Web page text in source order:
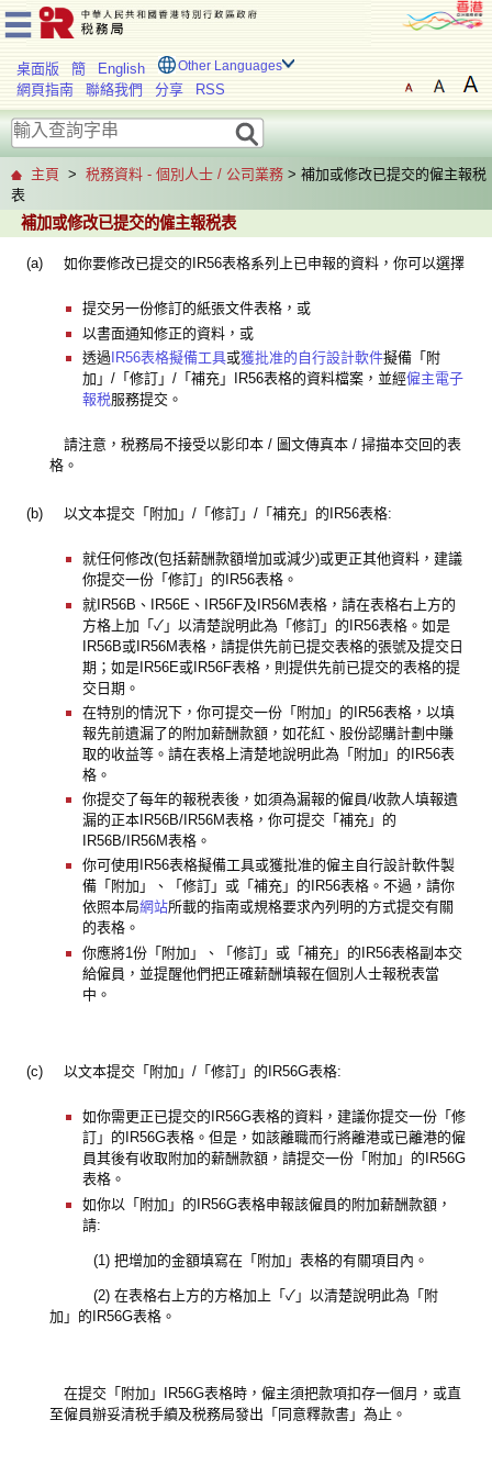
桌面版 簡 English Other Languages
網頁指南 聯絡我們 分享 RSS
主頁 > 税務資料 - 個別人士 / 公司業務 > 補加或修改已提交的僱主報税
表
補加或修改已提交的僱主報税表
(a) 如你要修改已提交的IR56表格系列上已申報的資料，你可以選擇
提交另一份修訂的紙張文件表格，或
以書面通知修正的資料，或
透過 IR56表格擬備工具或獲批准的自行設計軟件擬備「附
加」/「修訂」/「補充」IR56表格的資料檔案，並經僱主電子
報税服務提交。
請注意，税務局不接受以影印本 / 圖文傳真本 / 掃描本交回的表
格。
(b) 以文本提交「附加」/「修訂」/「補充」的IR56表格:
就任何修改(包括薪酬款額增加或減少)或更正其他資料，建議
你提交一份「修訂」的IR56表格。
就IR56B、IR56E、IR56F及IR56M表格，請在表格右上方的
方格上加「✓」以清楚說明此為「修訂」的IR56表格。如是
IR56B或IR56M表格，請提供先前已提交表格的張號及提交日
期；如是IR56E或IR56F表格，則提供先前已提交的表格的提
交日期。
在特別的情況下，你可提交一份「附加」的IR56表格，以填
報先前遺漏了的附加薪酬款額，如花紅、股份認購計劃中賺
取的收益等。請在表格上清楚地說明此為「附加」的IR56表
格。
你提交了每年的報税表後，如須為漏報的僱員/收款人填報遺
漏的正本IR56B/IR56M表格，你可提交「補充」的
IR56B/IR56M表格。
你可使用IR56表格擬備工具或獲批准的僱主自行設計軟件製
備「附加」、「修訂」或「補充」的IR56表格。不過，請你
依照本局網站所載的指南或規格要求內列明的方式提交有關
的表格。
你應將1份「附加」、「修訂」或「補充」的IR56表格副本交
給僱員，並提醒他們把正確薪酬填報在個別人士報税表當
中。
(c) 以文本提交「附加」/「修訂」的IR56G表格:
如你需更正已提交的IR56G表格的資料，建議你提交一份「修
訂」的IR56G表格。但是，如該離職而行將離港或已離港的僱
員其後有收取附加的薪酬款額，請提交一份「附加」的IR56G
表格。
如你以「附加」的IR56G表格申報該僱員的附加薪酬款額，
請:
(1) 把增加的金額填寫在「附加」表格的有關項目內。
(2) 在表格右上方的方格加上「✓」以清楚說明此為「附
加」的IR56G表格。
在提交「附加」IR56G表格時，僱主須把款項扣存一個月，或直
至僱員辦妥清税手續及税務局發出「同意釋款書」為止。